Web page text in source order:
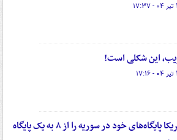
این شکلی است!
آمریکا پایگاه‌های خود در سوریه را از ۸ به یک پایگاه